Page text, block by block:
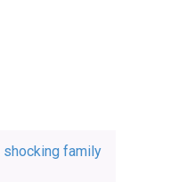
shocking family